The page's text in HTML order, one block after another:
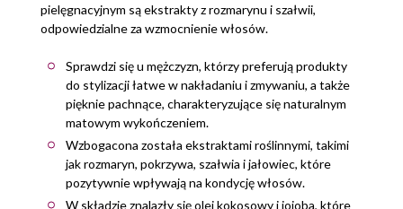
pielęgnacyjnym są ekstrakty z rozmarynu i szałwii,
odpowiedzialne za wzmocnienie włosów.
Sprawdzi się u mężczyzn, którzy preferują produkty
do stylizacji łatwe w nakładaniu i zmywaniu, a także
pięknie pachnące, charakteryzujące się naturalnym
matowym wykończeniem.
Wzbogacona została ekstraktami roślinnymi, takimi
jak rozmaryn, pokrzywa, szałwia i jałowiec, które
pozytywnie wpływają na kondycję włosów.
W składzie znalazły się olej kokosowy i jojoba, które